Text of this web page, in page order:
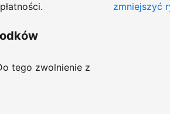
tego zwolnienie z
zmniejszyć